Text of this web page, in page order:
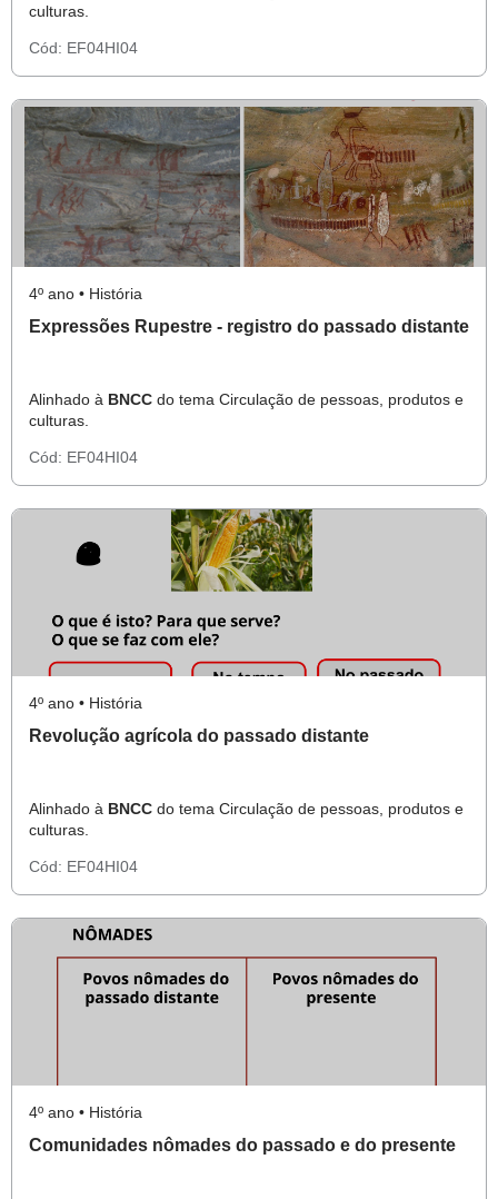
culturas.
Cód: EF04HI04
4º ano • História
Expressões Rupestre - registro do passado distante
Alinhado à BNCC do tema Circulação de pessoas, produtos e
culturas.
Cód: EF04HI04
4º ano • História
Revolução agrícola do passado distante
Alinhado à BNCC do tema Circulação de pessoas, produtos e
culturas.
Cód: EF04HI04
4º ano • História
Comunidades nômades do passado e do presente